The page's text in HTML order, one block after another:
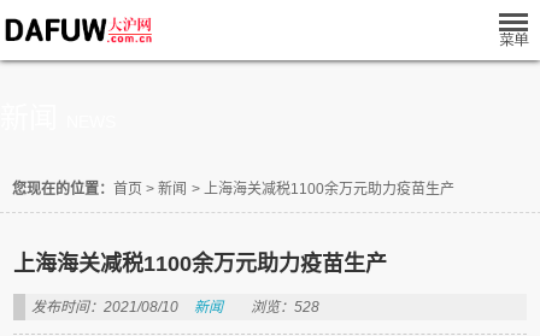
您现在的位置： 首页 > 新闻 > 上海海关减税1100余万元助力疫苗生产
上海海关减税1100余万元助力疫苗生产
发布时间：2021/08/10 新闻 浏览：528